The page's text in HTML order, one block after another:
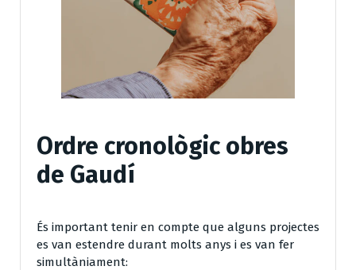
Ordre cronològic obres
de Gaudí
És important tenir en compte que alguns projectes
es van estendre durant molts anys i es van fer
simultàniament: